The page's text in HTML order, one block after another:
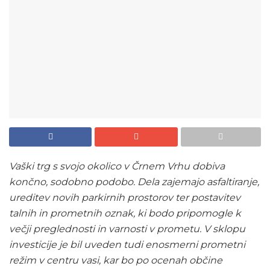
Vaški trg s svojo okolico v Črnem Vrhu dobiva
končno, sodobno podobo. Dela zajemajo asfaltiranje,
ureditev novih parkirnih prostorov ter postavitev
talnih in prometnih oznak, ki bodo pripomogle k
večji preglednosti in varnosti v prometu. V sklopu
investicije je bil uveden tudi enosmerni prometni
režim v centru vasi, kar bo po ocenah občine